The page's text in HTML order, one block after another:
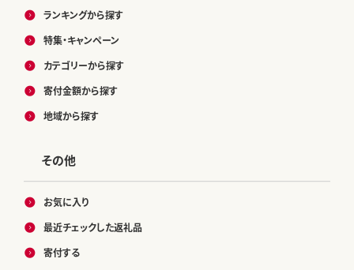
ランキングから探す
特集・キャンペーン
カテゴリーから探す
寄付金額から探す
地域から探す
その他
お気に入り
最近チェックした返礼品
寄付する